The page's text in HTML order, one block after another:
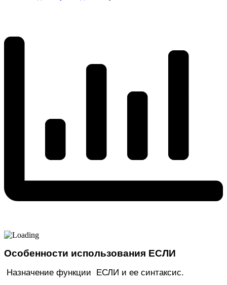
Особенности использования ЕСЛИ
Назначение функции ЕСЛИ и ее синтаксис.